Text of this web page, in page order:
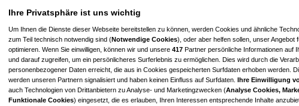
66,17 m2
Wohnfläche
2
Zimmer
€ 994,52
Bruttomiete
8010 Graz
Ihre Privatsphäre ist uns wichtig
Um Ihnen die Dienste dieser Webseite bereitstellen zu können, werden Cookies und ähnliche
zum Teil technisch notwendig sind (Notwendige Cookies), oder aber helfen sollen, unser Angebot
optimieren. Wenn Sie einwilligen, können wir und unsere 417 Partner persönliche Informationen auf
und darauf zugreifen, um ein persönlicheres Surferlebnis zu ermöglichen. Dies wird durch die
personenbezogener Daten erreicht, die aus in Cookies gespeicherten Surfdaten erhoben werden.
werden unseren Partnern signalisiert und haben keinen Einfluss auf Surfdaten. Ihre Einwilligung
auch Technologien von Drittanbietern zu Analyse- und Marketingzwecken (Analyse Cookies,
Funktionale Cookies) eingesetzt, die es erlauben, Ihren Interessen entsprechende Inhalte